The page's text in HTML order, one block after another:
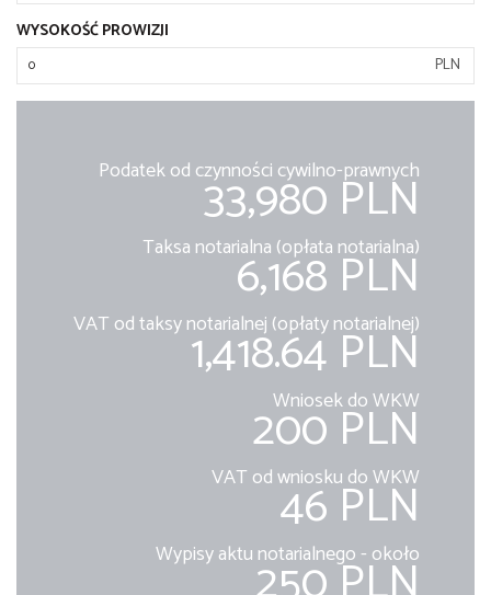
WYSOKOŚĆ PROWIZJI
PLN
Podatek od czynności cywilno-prawnych
33,980 PLN
Taksa notarialna (opłata notarialna)
6,168 PLN
VAT od taksy notarialnej (opłaty notarialnej)
1,418.64 PLN
Wniosek do WKW
200 PLN
VAT od wniosku do WKW
46 PLN
Wypisy aktu notarialnego - około